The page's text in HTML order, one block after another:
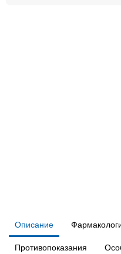
Описание
Противопоказания